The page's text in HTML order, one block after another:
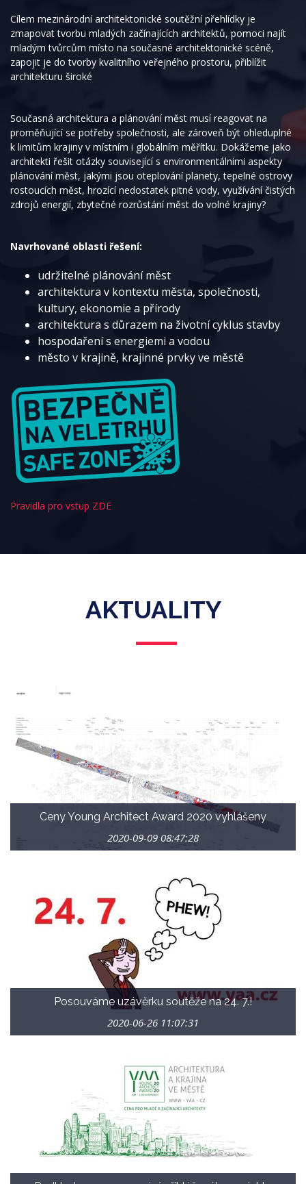
Cílem mezinárodní architektonické soutěžní přehlídky je
zmapovat tvorbu mladých začínajících architektů, pomoci najít
mladým tvůrcům místo na současné architektonické scéně,
zapojit je do tvorby kvalitního veřejného prostoru, přiblížit
architekturu široké
Současná architektura a plánování měst musí reagovat na
proměňující se potřeby společnosti, ale zároveň být ohleduplné
k limitům krajiny v místním i globálním měřítku. Dokážeme jako
architekti řešit otázky související s environmentálními aspekty
plánování měst, jakými jsou oteplování planety, tepelné ostrovy
rostoucích měst, hrozící nedostatek pitné vody, využívání čistých
zdrojů energií, zbytečné rozrůstání měst do volné krajiny?
Navrhované oblasti řešení:
udržitelné plánování měst
architektura v kontextu města, společnosti,
kultury, ekonomie a přírody
architektura s důrazem na životní cyklus stavby
hospodaření s energiemi a vodou
město v krajině, krajinné prvky ve městě
Pravidla pro vstup ZDE
AKTUALITY
Ceny Young Architect Award 2020 vyhlášeny
2020-09-09 08:47:28
33 let byly oceněny 8. září 2020 v Centru architektury a
městského plánování CAMP. Letos porota poslala do finále
11 prací, které nejlépe zpracovaly téma Architektura a
krajina ve městě. Všechny projekty budou tradičně
vystaveny v rámci veletrhu FOR ARCH od 22. – 26. září v PVA
EXPO PRAHA v Letňanech.
Posouváme uzávěrku soutěže na 24. 7.!
2020-06-26 11:07:31
tempa. Rozhodli jsme se vám udělat radost a dnešní uzávěrku
ještě posunout! Využijte "čas navíc" a zaměřte se na téma, které
je stále více aktuální - Architektura a krajina ve městě.